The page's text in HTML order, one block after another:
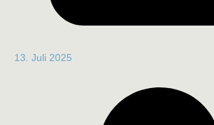
13. Juli 2025